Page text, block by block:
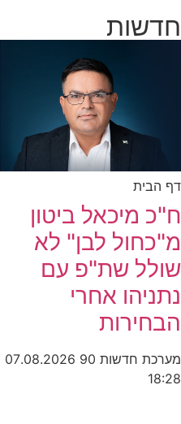
חדשות
דף הבית
ח"כ מיכאל ביטון
מ"כחול לבן" לא
שולל שת"פ עם
נתניהו אחרי
הבחירות
מערכת חדשות 90
07.08.2026
18:28